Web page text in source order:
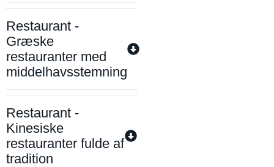
Restaurant -
Græske
restauranter med
middelhavsstemning
Restaurant -
Kinesiske
restauranter fulde af
tradition